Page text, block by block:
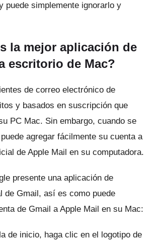
puede simplemente ignorarlo y
la mejor aplicación de
escritorio de Mac?
de correo electrónico de
y basados ​​en suscripción que
PC Mac. Sin embargo, cuando se
agregar fácilmente su cuenta a
de Apple Mail en su computadora.
presente una aplicación de
de Gmail, así es como puede
de Gmail a Apple Mail en su Mac:
de inicio, haga clic en el logotipo de